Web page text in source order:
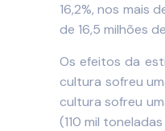
16,2%, nos mais
de 16,5 milhões
Os efeitos da
cultura sofreu
cultura sofreu
(110 mil